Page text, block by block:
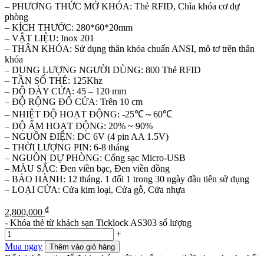
– PHƯƠNG THỨC MỞ KHÓA: Thẻ RFID, Chìa khóa cơ dự
phòng
– KÍCH THƯỚC: 280*60*20mm
– VẬT LIỆU: Inox 201
– THÂN KHÓA: Sử dụng thân khóa chuẩn ANSI, mô tơ trên thân
khóa
– DUNG LƯỢNG NGƯỜI DÙNG: 800 Thẻ RFID
– TẦN SỐ THẺ: 125Khz
– ĐỘ DÀY CỬA: 45 – 120 mm
– ĐỘ RỘNG ĐỐ CỬA: Trên 10 cm
– NHIỆT ĐỘ HOẠT ĐỘNG: -25℃～60℃
– ĐỘ ẨM HOẠT ĐỘNG: 20% ~ 90%
– NGUỒN ĐIỆN: DC 6V (4 pin AA 1.5V)
– THỜI LƯỢNG PIN: 6-8 tháng
– NGUỒN DỰ PHÒNG: Cổng sạc Micro-USB
– MÀU SẮC: Đen viền bạc, Đen viền đồng
– BẢO HÀNH: 12 tháng. 1 đổi 1 trong 30 ngày đầu tiên sử dụng
– LOẠI CỬA: Cửa kim loại, Cửa gỗ, Cửa nhựa
2,800,000 ₫
- Khóa thẻ từ khách sạn Ticklock AS303 số lượng
+
Mua ngay
Thêm vào giỏ hàng